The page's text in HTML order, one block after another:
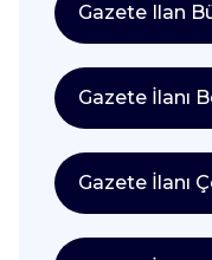
Gazete Ilan
Gazete İlanı
Gazete İlanı